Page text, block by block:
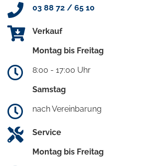
03 88 72 / 65 10
Verkauf
Montag bis Freitag
8:00 - 17:00 Uhr
Samstag
nach Vereinbarung
Service
Montag bis Freitag